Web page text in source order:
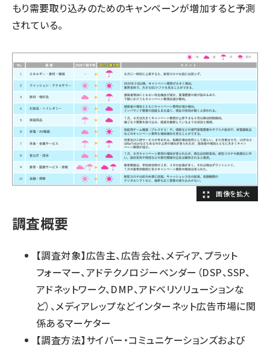
もり需要取り込みのためのキャンペーンが増加すると予測
されている。
調査概要
【調査対象】広告主、広告会社、メディア、プラット
フォーマー、アドテクノロジーベンダー（DSP、SSP、
アドネットワーク、DMP、アドベリソリューションな
ど）、メディアレップなどインターネット広告市場に関
係あるマーケター
【調査方法】サイバー・コミュニケーションズおよび